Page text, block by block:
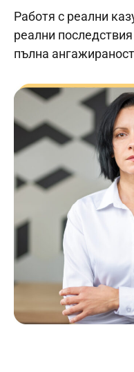
Работя с реални
реални
пълна